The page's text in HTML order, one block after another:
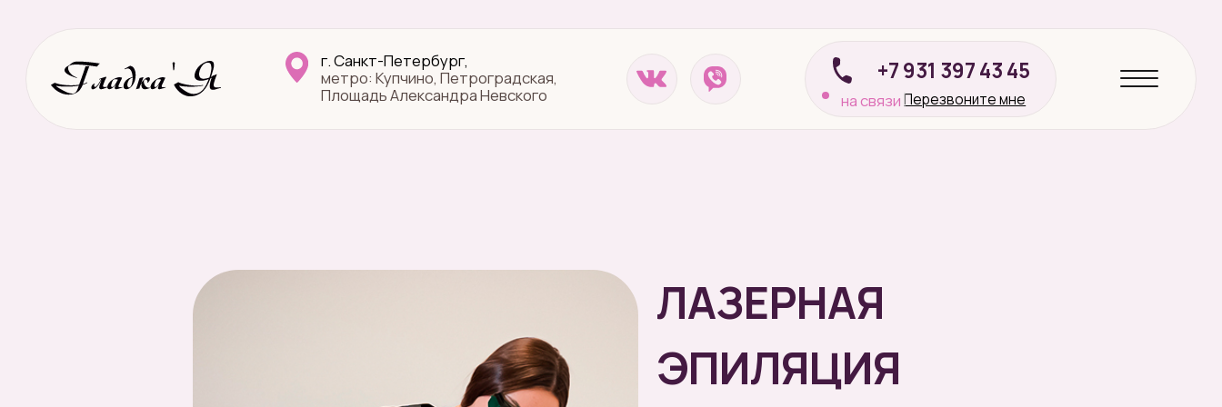
на связи Перезвоните мне
метро: Купчино, Петроградская,
Площадь Александра Невского
Главная Лазерная эпиляция Бедра
→
ЛАЗЕРНАЯ
ЭПИЛЯЦИЯ